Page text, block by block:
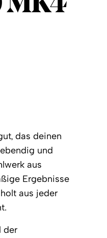
das deinen
und
aus
Ergebnisse
aus jeder
der